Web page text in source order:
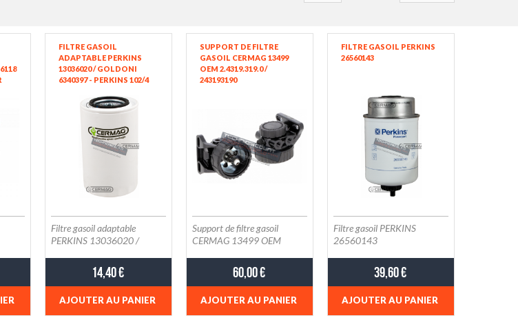
FILTRE GASOIL
ADAPTABLE PERKINS
13036020 / GOLDONI
6340397 - PERKINS 102/4
103/13 103/15 103/19 104/22
Filtre gasoil adaptable
PERKINS 13036020 /
PERKINS 102/4 103/6
103/9 103/10 103/12
103/13 103/15 103/19
104/22
14,40 €
AJOUTER AU PANIER
SUPPORT DE FILTRE
GASOIL CERMAG 13499
OEM 2.4319.319.0 /
243193190
Support de filtre gasoil
CERMAG 13499 OEM
60,00 €
AJOUTER AU PANIER
FILTRE GASOIL PERKINS
26560143
Filtre gasoil PERKINS
26560143
39,60 €
AJOUTER AU PANIER